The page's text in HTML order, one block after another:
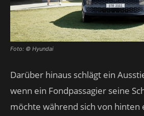
Foto: © Hyundai
Darüber hinaus schlägt ein
wenn ein Fondpassagier seine
möchte während sich von hinten